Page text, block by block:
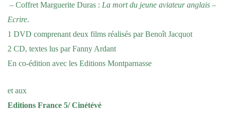
– Coffret Marguerite Duras : La mort du jeune aviateur anglais –
Ecrire.
1 DVD comprenant deux films réalisés par Benoît Jacquot
2 CD, textes lus par Fanny Ardant
En co-édition avec les Editions Montparnasse
et aux
Editions France 5/ Cinétévé